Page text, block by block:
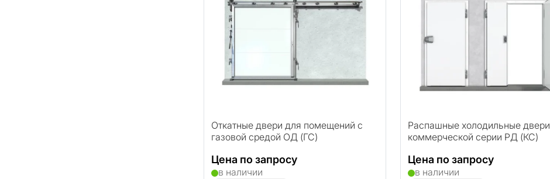
Откатные двери для помещений с
газовой средой ОД (ГС)
Цена по запросу
в наличии
Распашные холодильные двери
коммерческой серии РД (КС)
Цена по запросу
в наличии